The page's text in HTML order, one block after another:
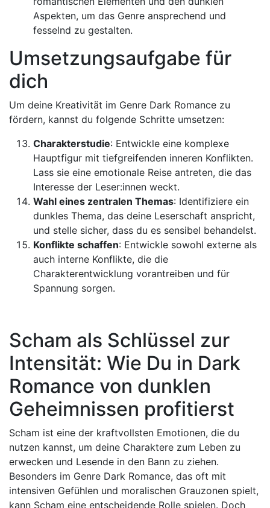
Aspekten, um das Genre ansprechend und
fesselnd zu gestalten.
Umsetzungsaufgabe für
dich
Um deine Kreativität im Genre Dark Romance zu
fördern, kannst du folgende Schritte umsetzen:
Charakterstudie: Entwickle eine komplexe
Hauptfigur mit tiefgreifenden inneren Konflikten.
Lass sie eine emotionale Reise antreten, die das
Interesse der Leser:innen weckt.
Wahl eines zentralen Themas: Identifiziere ein
dunkles Thema, das deine Leserschaft anspricht,
und stelle sicher, dass du es sensibel behandelst.
Konflikte schaffen: Entwickle sowohl externe als
auch interne Konflikte, die die
Charakterentwicklung vorantreiben und für
Spannung sorgen.
Scham als Schlüssel zur
Intensität: Wie Du in Dark
Romance von dunklen
Geheimnissen profitierst
Scham ist eine der kraftvollsten Emotionen, die du
nutzen kannst, um deine Charaktere zum Leben zu
erwecken und Lesende in den Bann zu ziehen.
Besonders im Genre Dark Romance, das oft mit
intensiven Gefühlen und moralischen Grauzonen spielt,
kann Scham eine entscheidende Rolle spielen. Doch